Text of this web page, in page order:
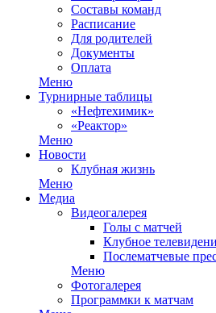
Составы команд
Расписание
Для родителей
Документы
Оплата
Меню
Турнирные таблицы
«Нефтехимик»
«Реактор»
Меню
Новости
Клубная жизнь
Меню
Медиа
Видеогалерея
Голы с матчей
Клубное
Послематчевые
Меню
Фотогалерея
Программки к матчам